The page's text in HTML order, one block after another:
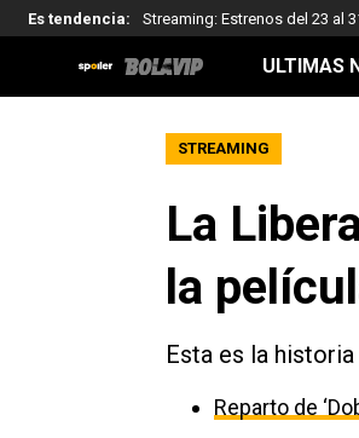
Es tendencia: Streaming: Estrenos del 23 al
ULTIMAS
STREAMING
La
la
Esta es la
Reparto de